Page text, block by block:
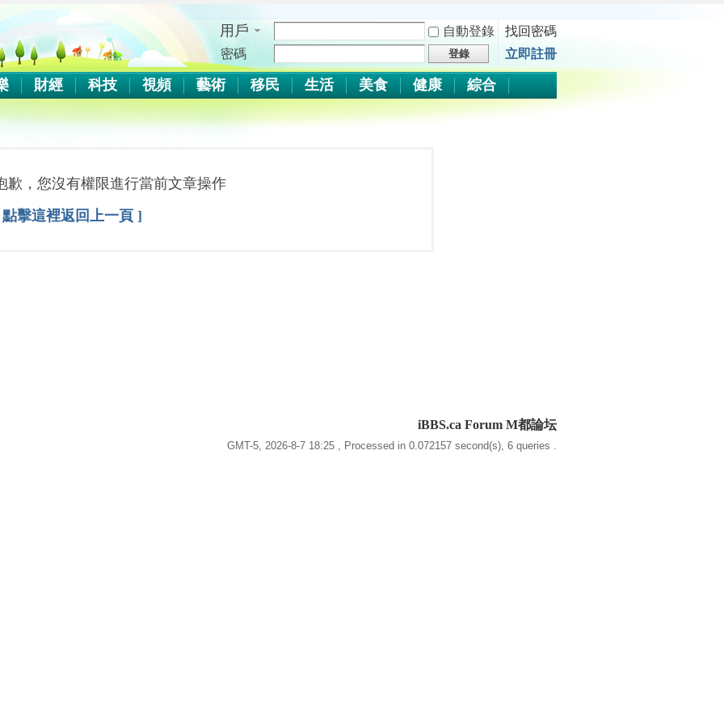
用戶
名
自動登錄
找回密碼
密碼
登錄 立即註冊
財經 科技 視頻 藝術 移民 生活 美食 健康 綜合
歉，您沒有權限進行當前文章操作
擊這裡返回上一頁 ]
iBBS.ca Forum M都論坛
GMT-5, 2026-8-7 18:25 , Processed in 0.072157 second(s), 6 queries .